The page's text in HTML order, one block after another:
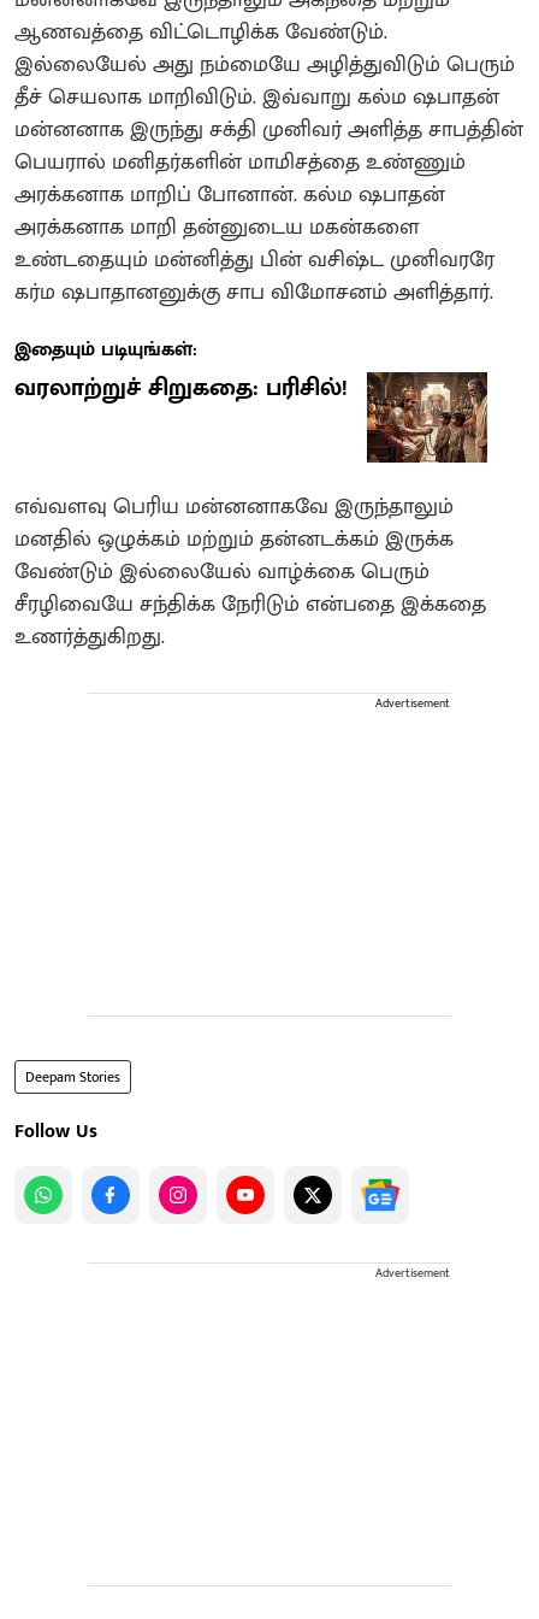
ஆணவத்தை விட்டொழிக்க வேண்டும்.
இல்லையேல் அது நம்மையே அழித்துவிடும் பெரும்
தீச் செயலாக மாறிவிடும். இவ்வாறு கல்ம ஷபாதன்
மன்னனாக இருந்து சக்தி முனிவர் அளித்த சாபத்தின்
பெயரால் மனிதர்களின் மாமிசத்தை உண்ணும்
அரக்கனாக மாறிப் போனான். கல்ம ஷபாதன்
அரக்கனாக மாறி தன்னுடைய மகன்களை
உண்டதையும் மன்னித்து பின் வசிஷ்ட முனிவரரே
கர்ம ஷபாதானனுக்கு சாப விமோசனம் அளித்தார்.
இதையும் படியுங்கள்:
வரலாற்றுச் சிறுகதை: பரிசில்!
எவ்வளவு பெரிய மன்னனாகவே இருந்தாலும்
மனதில் ஒழுக்கம் மற்றும் தன்னடக்கம் இருக்க
வேண்டும் இல்லையேல் வாழ்க்கை பெரும்
சீரழிவையே சந்திக்க நேரிடும் என்பதை இக்கதை
உணர்த்துகிறது.
Advertisement
Deepam Stories
Follow Us
Advertisement